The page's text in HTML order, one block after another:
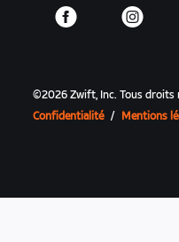
©2026 Zwift, Inc.Tous droits
Confidentialité / Mentions